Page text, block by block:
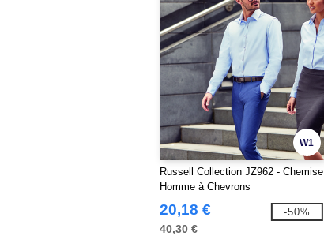
W1
Russell Collection JZ962 - Chemise
Homme à Chevrons
20,18 €
40,30 €
-50%